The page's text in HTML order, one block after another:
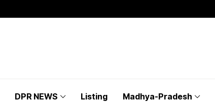
DPR NEWS Listing Madhya-Pradesh